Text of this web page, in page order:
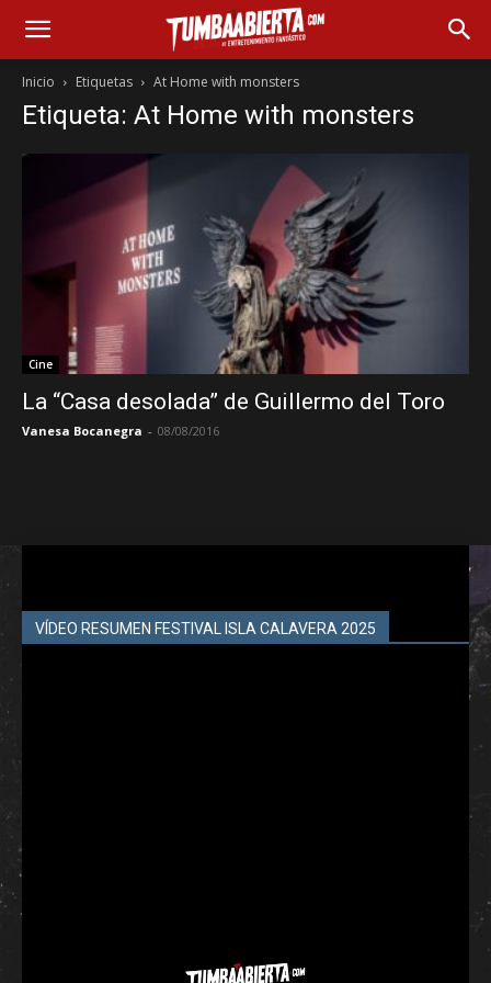
Inicio Etiquetas At Home with monsters
Etiqueta: At Home with monsters
Cine
La “Casa desolada” de Guillermo del Toro
Vanesa Bocanegra - 08/08/2016
VÍDEO RESUMEN FESTIVAL ISLA CALAVERA 2025